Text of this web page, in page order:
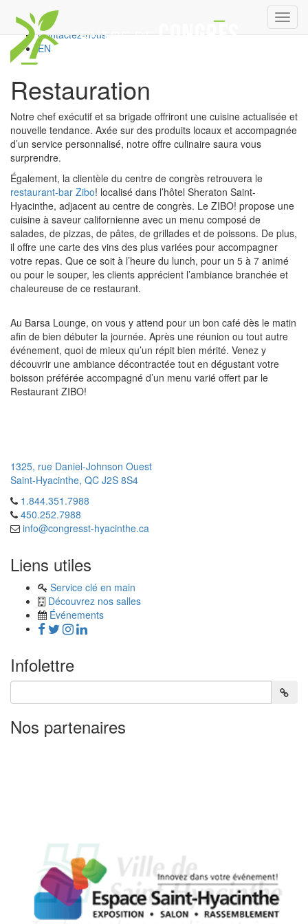
Carrières
Réservation
Contactez-nous
EN
Restauration
Notre chef exécutif et sa brigade offriront une cuisine actualisée et
nouvelle tendance. Axée sur des produits locaux et accompagnée
d’un service personnalisé, notre offre culinaire saura vous
surprendre.
Également, la clientèle du centre de congrès retrouvera le
restaurant-bar Zibo! localisé dans l’hôtel Sheraton Saint-
Hyacinthe, adjacent au centre de congrès. Le ZIBO! propose une
cuisine à saveur californienne avec un menu composé de
salades, de pizzas, de pâtes, de grillades et de poissons. De plus,
il offre une carte des vins des plus variées pour accompagner
votre repas. Que ce soit à l’heure du lunch, pour un 5 à 7 animé
ou pour le souper, les clients apprécient l’ambiance branchée et
chaleureuse de ce restaurant.
Au Barsa Lounge, on vous y attend pour un bon café dès le matin
afin de bien débuter la journée. Après une réunion ou tout autre
événement, quoi de mieux qu’un répit bien mérité. Venez y
découvrir une ambiance décontractée tout en dégustant votre
boisson préférée accompagné d’un menu varié offert par le
Restaurant ZIBO!
1325, rue Daniel-Johnson Ouest
Saint-Hyacinthe, QC J2S 8S4
 1.844.351.7988
450.252.7988
 info@congresst-hyacinthe.ca
Liens utiles
Service clé en main
Découvrez nos salles
Événements
Infolettre
Nos partenaires